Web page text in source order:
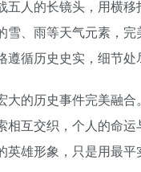
人的长镜头，用横
、雨等天气元素，
循历史史实，细节处
的历史事件完美融
互交织，个人的命
雄形象，只是用最